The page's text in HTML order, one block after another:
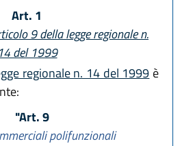
Art. 1
9 della legge regionale n.
14 del 1999
regionale n. 14 del 1999 è
"Art. 9
polifunzionali